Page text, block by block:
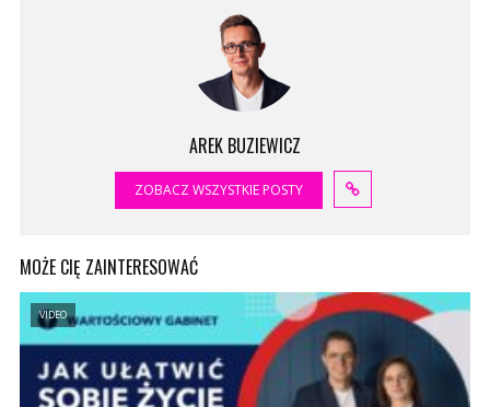
AREK BUZIEWICZ
ZOBACZ WSZYSTKIE POSTY
MOŻE CIĘ ZAINTERESOWAĆ
VIDEO